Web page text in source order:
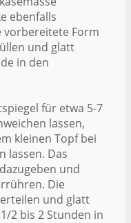
ebenfalls
vorbereitete Form
und glatt
in den
für etwa 5-7
lassen,
kleinen Topf bei
lassen. Das
und
Die
und glatt
2 bis 2 Stunden in